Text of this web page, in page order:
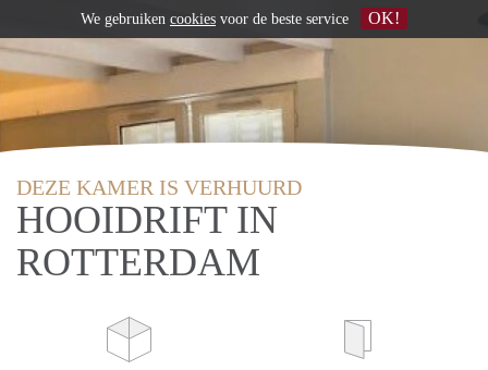
DEZE KAMER IS VERHUURD
HOOIDRIFT IN
ROTTERDAM
We gebruiken cookies voor de beste service OK!